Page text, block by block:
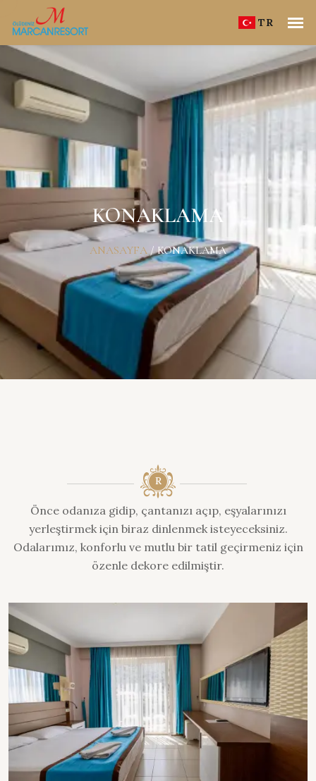
TR
KONAKLAMA
ANASAYFA / KONAKLAMA
Önce odanıza gidip, çantanızı açıp, eşyalarınızı
yerleştirmek için biraz dinlenmek isteyeceksiniz.
Odalarımız, konforlu ve mutlu bir tatil geçirmeniz için
özenle dekore edilmiştir.